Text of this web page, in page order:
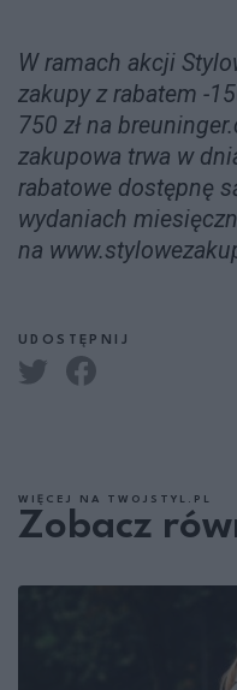
W ramach akcji
zakupy z rabatem -
750 zł na
zakupowa trwa w
rabatowe dostępnę
wydaniach
na
UDOSTĘPNIJ
WIĘCEJ NA TWOJSTYL.PL
Zobacz